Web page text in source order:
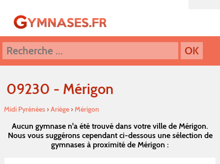
09230 - Mérigon
Midi Pyrénées›Ariége›Mérigon
Aucun gymnase n'a été trouvé dans votre ville de Mérigon.
Nous vous suggérons cependant ci-dessous une sélection de
gymnases à proximité de Mérigon :